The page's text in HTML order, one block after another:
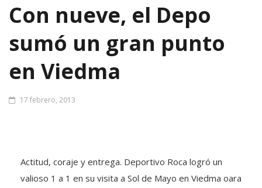
Con nueve, el Depo
sumó un gran punto
en Viedma
17 febrero, 2013
Actitud, coraje y entrega. Deportivo Roca logró un
valioso 1 a 1 en su visita a Sol de Mayo en Viedma oara